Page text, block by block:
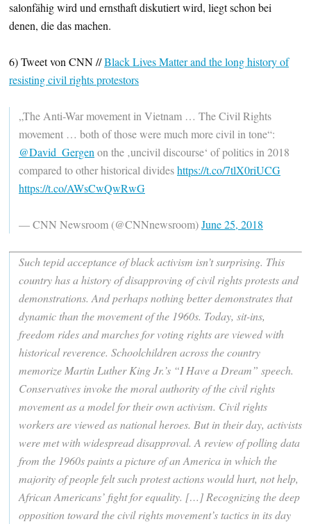
salonfähig wird und ernsthaft diskutiert wird, liegt schon bei
denen, die das machen.
6) Tweet von CNN //Black Lives Matter and the long history of
resisting civil rights protestors
„The Anti-War movement in Vietnam … The Civil Rights
movement … both of those were much more civil in tone“:
@David_Gergen on the ‚uncivil discourse‘ of politics in 2018
compared to other historical divideshttps://t.co/7tlX0riUCG
https://t.co/AWsCwQwRwG
— CNN Newsroom (@CNNnewsroom)June 25, 2018
Such tepid acceptance of black activism isn’t surprising. This
country has a history of disapproving of civil rights protests and
demonstrations. And perhaps nothing better demonstrates that
dynamic than the movement of the 1960s. Today, sit-ins,
freedom rides and marches for voting rights are viewed with
historical reverence. Schoolchildren across the country
memorize Martin Luther King Jr.’s “I Have a Dream” speech.
Conservatives invoke the moral authority of the civil rights
movement as a model for their own activism. Civil rights
workers are viewed as national heroes. But in their day, activists
were met with widespread disapproval. A review of polling data
from the 1960s paints a picture of an America in which the
majority of people felt such protest actions would hurt, not help,
African Americans’ fight for equality. […] Recognizing the deep
opposition toward the civil rights movement’s tactics in its day